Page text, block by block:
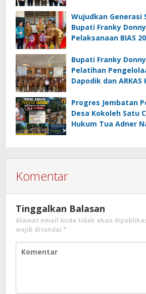
Wujudkan Generasi
Bupati Franky
Pelaksanaan BIAS
Bupati Franky
Pelatihan
Dapodik dan ARKAS
Minahasa Selatan
Progres Jembatan
Desa Kokoleh Satu
Hukum Tua Adner
Komentar
Tinggalkan Balasan
Alamat email Anda tidak akan
wajib ditandai *